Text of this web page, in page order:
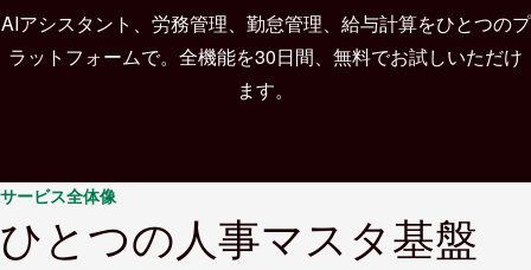
AIアシスタント、労務管理、勤怠管理、給与計算をひとつのプ
ラットフォームで。全機能を30日間、無料でお試しいただけ
ます。
サービス全体像
ひとつの人事マスタ基盤